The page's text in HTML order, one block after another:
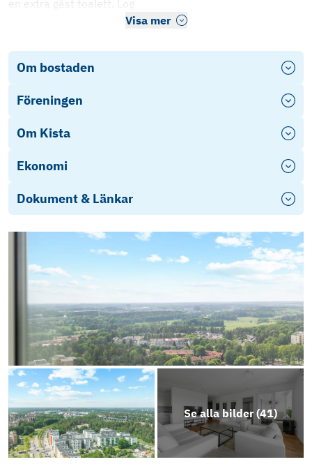
en extra gäst toalett. Log
Visa mer
Om bostaden
Föreningen
Om Kista
Ekonomi
Dokument & Länkar
Se alla bilder (41)